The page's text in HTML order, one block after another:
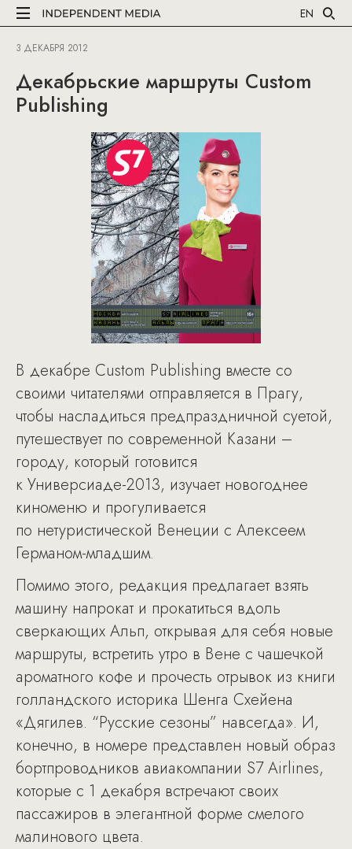
EN
3 ДЕКАБРЯ 2012
Декабрьские маршруты Custom
Publishing
В декабре Custom Publishing вместе со
своими читателями отправляется в Прагу,
чтобы насладиться предпраздничной суетой,
путешествует по современной Казани –
городу, который готовится
к Универсиаде-2013, изучает новогоднее
киноменю и прогуливается
по нетуристической Венеции с Алексеем
Германом-младшим.
Помимо этого, редакция предлагает взять
машину напрокат и прокатиться вдоль
сверкающих Альп, открывая для себя новые
маршруты, встретить утро в Вене с чашечкой
ароматного кофе и прочесть отрывок из книги
голландского историка Шенга Схейена
«Дягилев. “Русские сезоны” навсегда». И,
конечно, в номере представлен новый образ
бортпроводников авиакомпании S7 Airlines,
которые с 1 декабря встречают своих
пассажиров в элегантной форме смелого
малинового цвета.